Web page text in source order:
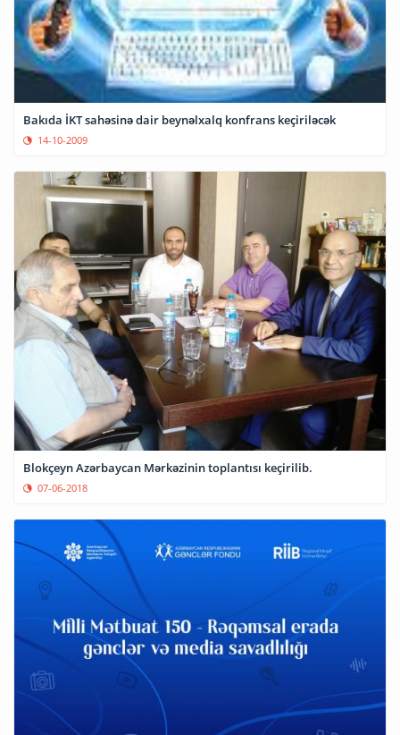
Bakıda İKT sahəsinə dair beynəlxalq konfrans keçiriləcək
14-10-2009
Blokçeyn Azərbaycan Mərkəzinin toplantısı keçirilib.
07-06-2018